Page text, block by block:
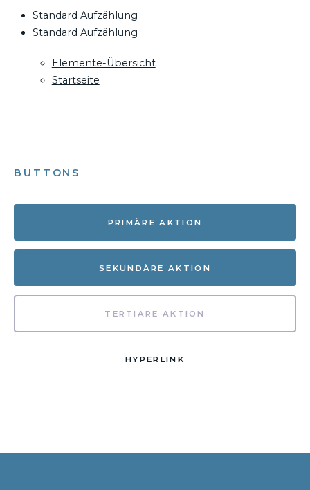
Standard Aufzählung
Standard Aufzählung
Elemente-Übersicht
Startseite
BUTTONS
PRIMÄRE AKTION
SEKUNDÄRE AKTION
TERTIÄRE AKTION
HYPERLINK